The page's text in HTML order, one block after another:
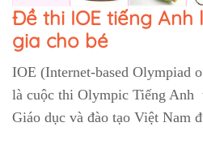
Đề thi IOE tiếng
gia cho bé
IOE (Internet-based Olympiad
là cuộc thi Olympic Tiếng Anh
Giáo dục và đào tạo Việt Nam